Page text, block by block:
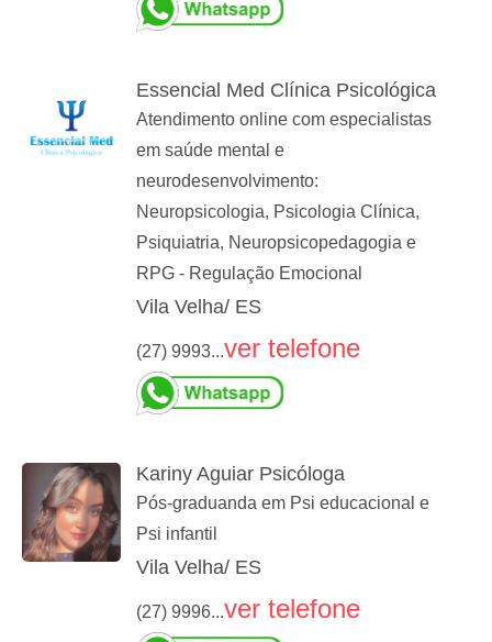
Essencial Med Clínica Psicológica
Atendimento online com especialistas
em saúde mental e
neurodesenvolvimento:
Neuropsicologia, Psicologia Clínica,
Psiquiatria, Neuropsicopedagogia e
RPG - Regulação Emocional
Vila Velha/ ES
(27) 9993...ver telefone
Kariny Aguiar Psicóloga
Pós-graduanda em Psi educacional e
Psi infantil
Vila Velha/ ES
(27) 9996...ver telefone